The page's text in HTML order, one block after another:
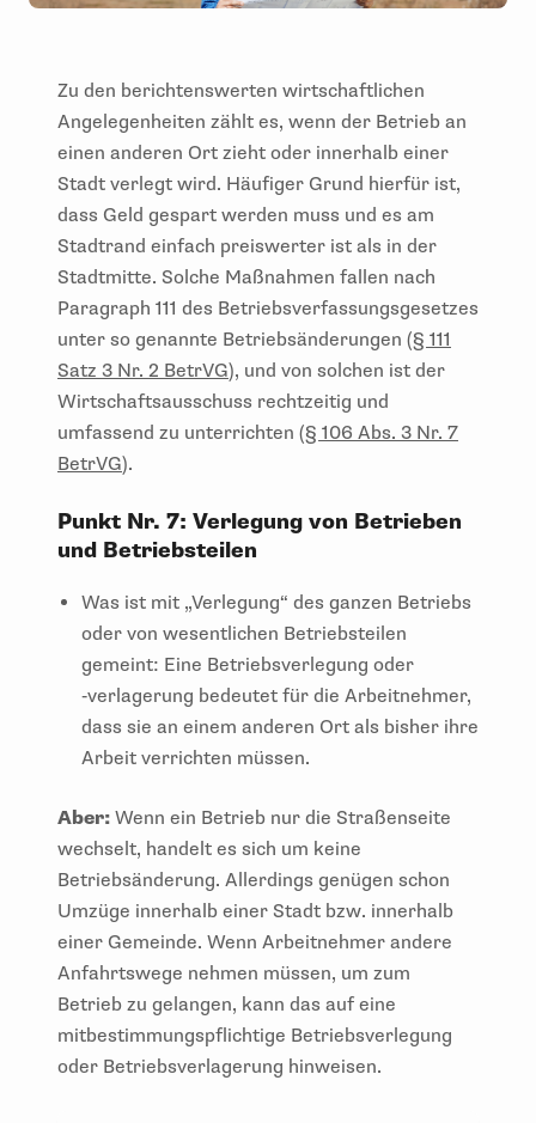
Zu den berichtenswerten wirtschaftlichen
Angelegenheiten zählt es, wenn der Betrieb an
einen anderen Ort zieht oder innerhalb einer
Stadt verlegt wird. Häufiger Grund hierfür ist,
dass Geld gespart werden muss und es am
Stadtrand einfach preiswerter ist als in der
Stadtmitte. Solche Maßnahmen fallen nach
Paragraph 111 des Betriebsverfassungsgesetzes
unter so genannte Betriebsänderungen (§ 111
Satz 3 Nr. 2 BetrVG), und von solchen ist der
Wirtschaftsausschuss rechtzeitig und
umfassend zu unterrichten (§ 106 Abs. 3 Nr. 7
BetrVG).
Punkt Nr. 7: Verlegung von Betrieben
und Betriebsteilen
Was ist mit „Verlegung“ des ganzen Betriebs
oder von wesentlichen Betriebsteilen
gemeint: Eine Betriebsverlegung oder
‑verlagerung bedeutet für die Arbeitnehmer,
dass sie an einem anderen Ort als bisher ihre
Arbeit verrichten müssen.
Aber: Wenn ein Betrieb nur die Straßenseite
wechselt, handelt es sich um keine
Betriebsänderung. Allerdings genügen schon
Umzüge innerhalb einer Stadt bzw. innerhalb
einer Gemeinde. Wenn Arbeitnehmer andere
Anfahrtswege nehmen müssen, um zum
Betrieb zu gelangen, kann das auf eine
mitbestimmungspflichtige Betriebsverlegung
oder Betriebsverlagerung hinweisen.